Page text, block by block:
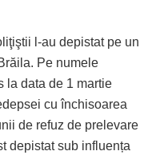
l-au depistat pe un
Pe numele
la data de 1 martie
cu închisoarea
de refuz de prelevare
depistat sub influența